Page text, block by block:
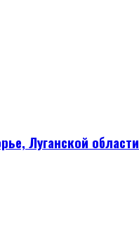
Луганской области